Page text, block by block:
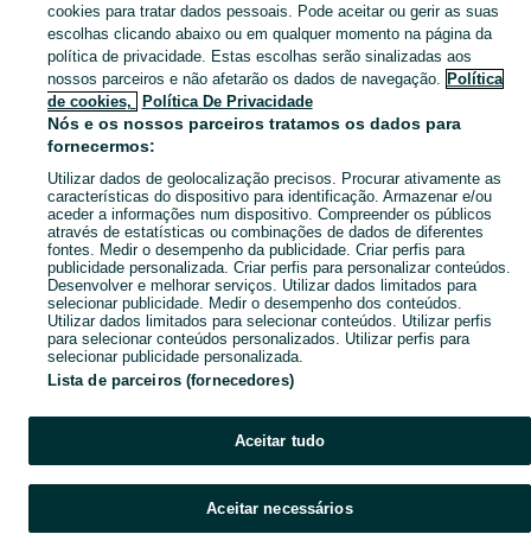
TELEMÓVEIS, TABLETS E SMARTWATCHES
CATEGORIA
Mapa do site
Mapa das freguesias
Mapa de mini-sites
Pesquisas populares
cookies para tratar dados pessoais. Pode aceitar ou gerir as suas
escolhas clicando abaixo ou em qualquer momento na página da
política de privacidade. Estas escolhas serão sinalizadas aos
nossos parceiros e não afetarão os dados de navegação. Política
de cookies,
Política De Privacidade
Nós e os nossos parceiros tratamos os dados para
fornecermos:
Utilizar dados de geolocalização precisos. Procurar ativamente as
características do dispositivo para identificação. Armazenar e/ou
aceder a informações num dispositivo. Compreender os públicos
através de estatísticas ou combinações de dados de diferentes
fontes. Medir o desempenho da publicidade. Criar perfis para
publicidade personalizada. Criar perfis para personalizar conteúdos.
Desenvolver e melhorar serviços. Utilizar dados limitados para
selecionar publicidade. Medir o desempenho dos conteúdos.
Utilizar dados limitados para selecionar conteúdos. Utilizar perfis
para selecionar conteúdos personalizados. Utilizar perfis para
selecionar publicidade personalizada.
Lista de parceiros (fornecedores)
Aceitar tudo
Aceitar necessários